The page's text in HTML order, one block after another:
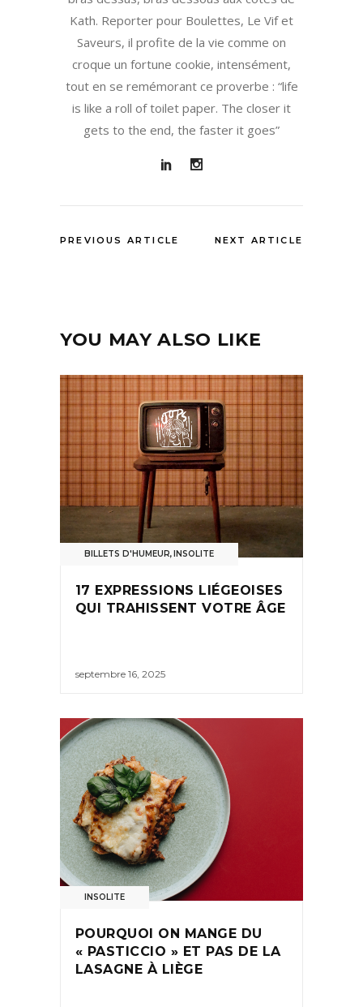
Kath. Reporter pour Boulettes, Le Vif et
Saveurs, il profite de la vie comme on
croque un fortune cookie, intensément,
tout en se remémorant ce proverbe : “life
is like a roll of toilet paper. The closer it
gets to the end, the faster it goes”
PREVIOUS ARTICLE NEXT ARTICLE
YOU MAY ALSO LIKE
BILLETS D'HUMEUR,INSOLITE
17 EXPRESSIONS LIÉGEOISES
QUI TRAHISSENT VOTRE ÂGE
septembre 16, 2025
INSOLITE
POURQUOI ON MANGE DU
« PASTICCIO » ET PAS DE LA
LASAGNE À LIÈGE